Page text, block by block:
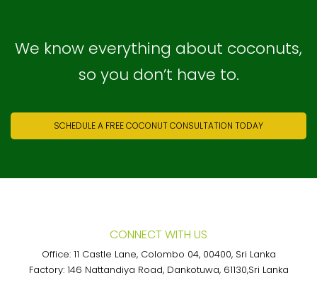
We know everything about coconuts,
so you don’t have to.
SCHEDULE A FREE COCONUT CONSULTATION TODAY
CONNECT WITH US
Office: 11 Castle Lane, Colombo 04, 00400, Sri Lanka
Factory: 146 Nattandiya Road, Dankotuwa, 61130,Sri Lanka